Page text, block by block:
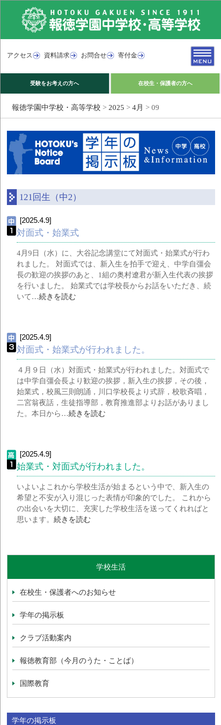
アクセス 資料請求 お問合せ 寄付金
受験をお考えの方へ 在校生・保護者の方へ
報徳学園中学校・高等学校 > 2025 > 4月 > 09
121回生（中2）
[2025.4.9]
対面式・始業式
4月9日（水）に、大谷記念講堂にて対面式・始業式が行わ
れました。 対面式では、新入生を拍手で迎え、中学自彊会
長の歓迎の挨拶のあと、1組の奥村遼君が新入生代表の挨拶
を行いました。 始業式では学校長からお話をいただき、続
いて…続きを読む
[2025.4.9]
対面式・始業式が行われました。
４月９日（水）対面式・始業式が行われました。対面式で
は中学自彊会長より歓迎の挨拶，新入生の挨拶，その後，
始業式，校風三則朗誦，川口学校長より式辞，校歌斉唱，
二宮翁夜話，生徒指導部，教育推進部よりお話がありまし
た。本日から…続きを読む
[2025.4.9]
始業式・対面式が行われました。
いよいよこれから学校生活が始まるという中で、新入生の
希望と不安が入り混じった表情が印象的でした。 これから
の出会いを大切に、充実した学校生活を送ってくれればと
思います。続きを読む
学校生活
在校生・保護者へのお知らせ
学年の掲示板
クラブ活動案内
報徳教育部（今月のうた・ことば）
国際教育
学年の掲示板